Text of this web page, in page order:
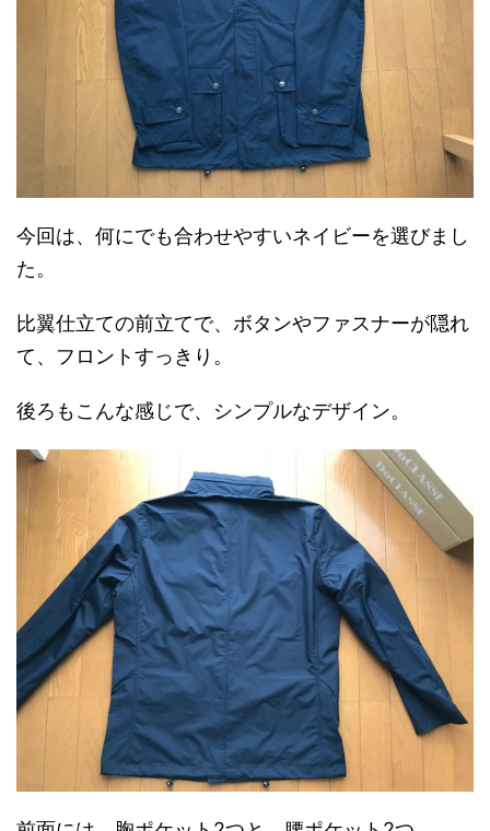
今回は、何にでも合わせやすいネイビーを選びまし
た。
比翼仕立ての前立てで、ボタンやファスナーが隠れ
て、フロントすっきり。
後ろもこんな感じで、シンプルなデザイン。